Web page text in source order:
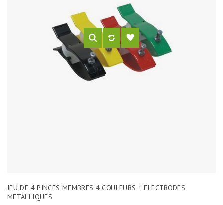
JEU DE 4 PINCES MEMBRES 4 COULEURS + ELECTRODES
METALLIQUES